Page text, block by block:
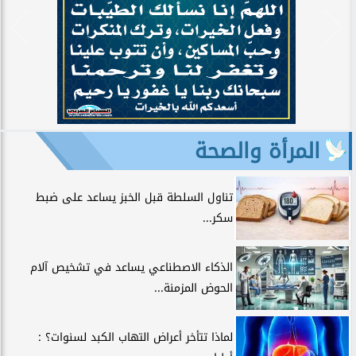
المرأة والصحة
تناول السلطة قبل الخبز يساعد على ضبط
سكر...
الذكاء الاصطناعي يساعد في تشخيص آلام
الحوض المزمنة...
لماذا تتأخر أعراض التهاب الكبد لسنوات؟ :